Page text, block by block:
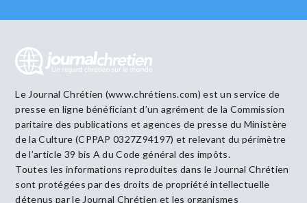
Le Journal Chrétien (www.chrétiens.com) est un service de
presse en ligne bénéficiant d’un agrément de la Commission
paritaire des publications et agences de presse du Ministère
de la Culture (CPPAP 0327Z94197) et relevant du périmètre
de l’article 39 bis A du Code général des impôts.
Toutes les informations reproduites dans le Journal Chrétien
sont protégées par des droits de propriété intellectuelle
détenus par le Journal Chrétien et les organismes